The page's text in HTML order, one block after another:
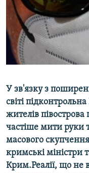
СВІДЧЕННЯ ОКУПАЦІЇ
УКРАЇНСЬКА
ІНФОГРАФІКА
Qırımtatar
ДОЛУЧАЙСЯ!
Усі сайти RFE/RL
У зв'язку з
світі
жителів
частіше мити руки
масового
кримські міністри
Крим.Реалії, що не